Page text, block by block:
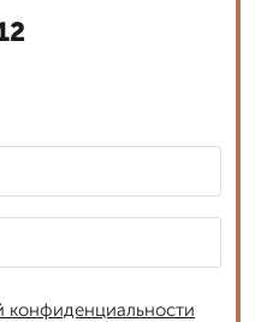
конфиденциальности